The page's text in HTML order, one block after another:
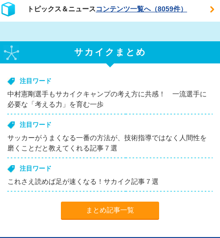
トピックス＆ニュースコンテンツ一覧へ（8059件）
サカイクまとめ
注目ワード
中村憲剛選手もサカイクキャンプの考え方に共感！ 一流選手に
必要な「考える力」を育む一歩
注目ワード
サッカーがうまくなる一番の方法が、技術指導ではなく人間性を
磨くことだと教えてくれる記事７選
注目ワード
これさえ読めば足が速くなる！サカイク記事７選
まとめ記事一覧